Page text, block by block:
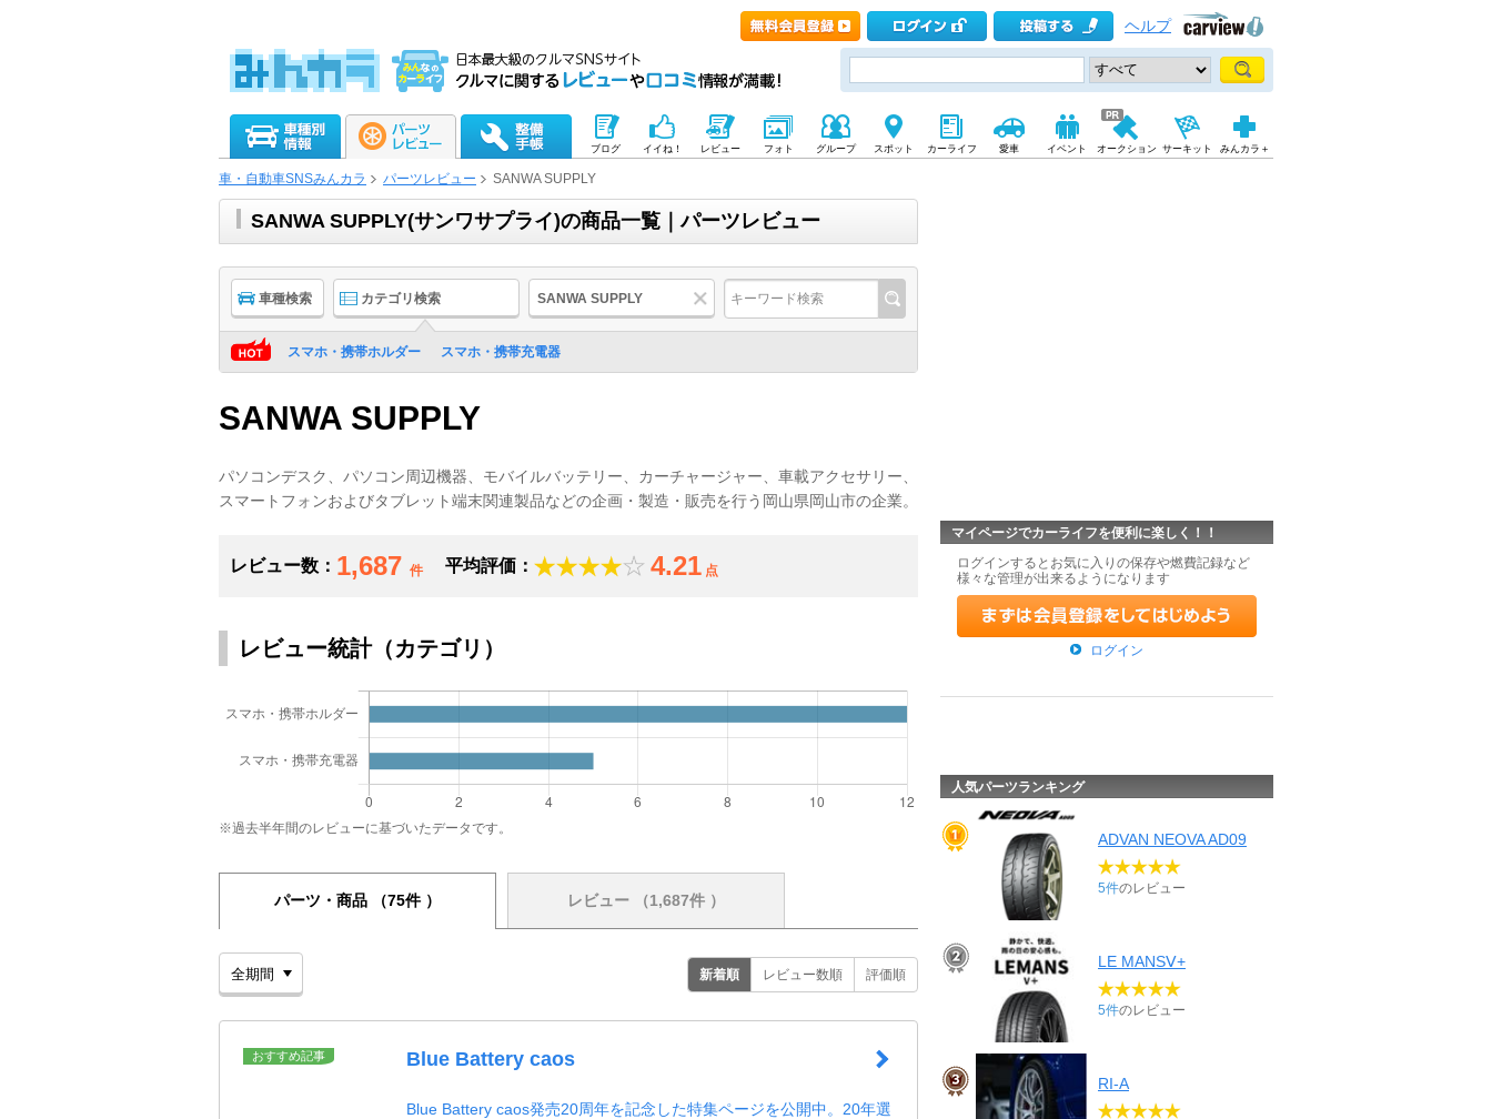
ヘルプ
ブログ イイね！ レビュー フォト グループ スポット カーライフ 愛車 イベント オークション サーキット みんカラ＋
車・自動車SNSみんカラ パーツレビュー SANWA SUPPLY
SANWA SUPPLY(サンワサプライ)の商品一覧｜パーツレビュー
車種検索 カテゴリ検索 SANWA SUPPLY
スマホ・携帯ホルダー スマホ・携帯充電器
SANWA SUPPLY
パソコンデスク、パソコン周辺機器、モバイルバッテリー、カーチャージャー、車載アクセサリー、
スマートフォンおよびタブレット端末関連製品などの企画・製造・販売を行う岡山県岡山市の企業。
レビュー数： 1,687 件 平均評価： 4.21 点
レビュー統計（カテゴリ）
※過去半年間のレビューに基づいたデータです。
パーツ・商品 （75件 ） レビュー （1,687件 ）
新着順 レビュー数順 評価順
おすすめ記事 Blue Battery caos
Blue Battery caos発売20周年を記念した特集ページを公開中。20年選
マイページでカーライフを便利に楽しく！！
ログインするとお気に入りの保存や燃費記録など
様々な管理が出来るようになります
ログイン
人気パーツランキング
ADVAN NEOVA AD09
5件のレビュー
LE MANSⅤ+
5件のレビュー
RI-A